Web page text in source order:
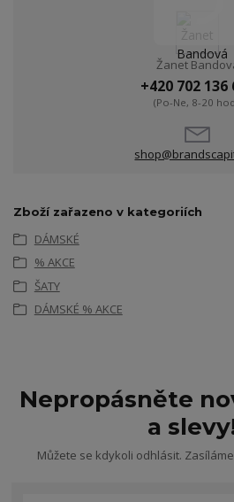
Žanet
+420 702 136
(Po-Ne, 8-20
Zboží zařazeno v kategoriích
DÁMSKÉ
% AKCE
ŠATY
DÁMSKÉ % AKCE
Nepropásněte
a
Můžete se kdykoli odhlásit.